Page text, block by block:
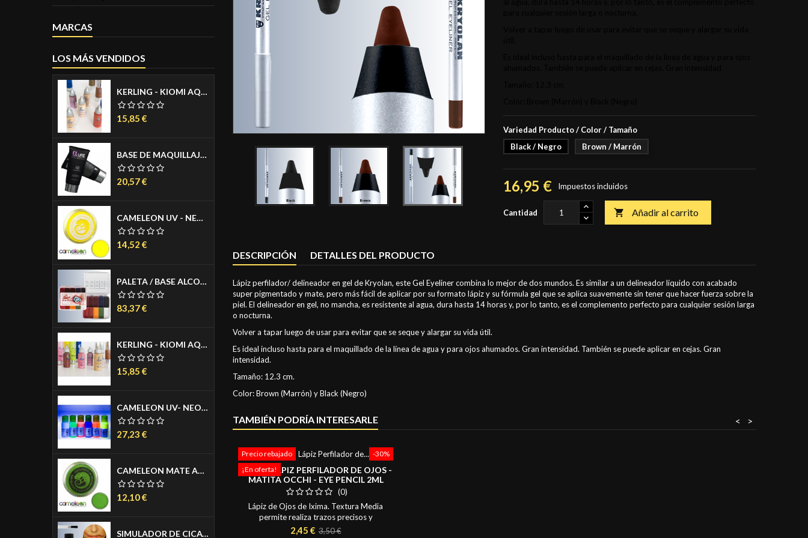
MARCAS
LOS MÁS VENDIDOS
KERLING - KIOMI AQUACREAM PARA AEROGRAFO - AIRBRUSH MAKE UP - MAQUILLAJE PARA AEROGRAFO - COLORES PIEL MATE 30ML
Precio
15,85 €
BASE DE MAQUILLAJE LIQUIDA - 4K FOUNDATION 30 ML.
Precio
20,57 €
CAMELEON UV - NEON AGUACOLOR PASTILLA 32 GR.
Precio
14,52 €
PALETA / BASE ALCOHOL - ON SET PALETTE FX - 10 COLORES
Precio
83,37 €
KERLING - KIOMI AQUACREAM - MAQUILLAJE FLUIDO PARA AEROGRAFO - AIRBRUSH MAKE UP - COLORES FANTASIA -MATE 30ML
Precio
15,85 €
CAMELEON UV- NEON PARA AERÓGRAFO 50 ML.
Precio
27,23 €
CAMELEON MATE AGUACOLOR PASTILLA 32 GR.
Precio
12,10 €
SIMULADOR DE CICATRIZ- COLLODION 11 ML.
Variedad Producto / Color / Tamaño
Black / Negro
Brown / Marrón
16,95 € Impuestos incluidos
Cantidad  Añadir al carrito
DESCRIPCIÓN DETALLES DEL PRODUCTO
Lápiz perfilador/ delineador en gel de Kryolan, este Gel Eyeliner combina lo mejor de dos mundos. Es similar a un delineador líquido con acabado
super pigmentado y mate, pero más fácil de aplicar por su formato lápiz y su fórmula gel que se aplica suavemente sin tener que hacer fuerza sobre la
piel. El delineador en gel, no mancha, es resistente al agua, dura hasta 14 horas y, por lo tanto, es el complemento perfecto para cualquier sesión larga
o nocturna.
Volver a tapar luego de usar para evitar que se seque y alargar su vida útil.
Es ideal incluso hasta para el maquillado de la línea de agua y para ojos ahumados. Gran intensidad. También se puede aplicar en cejas. Gran
intensidad.
Tamaño: 12.3 cm.
Color: Brown (Marrón) y Black (Negro)
TAMBIÉN PODRÍA INTERESARLE >
<
-30%
Precio rebajado
¡En oferta!
IXIMA - LÁPIZ PERFILADOR DE OJOS -
MATITA OCCHI - EYE PENCIL 2ML
(0)
Lápiz de Ojos de Ixima. Textura Media
permite realiza trazos precisos y
homogéneos. Duradero y con Vitamina E y
Precio
2,45 € Precio
3,50 €